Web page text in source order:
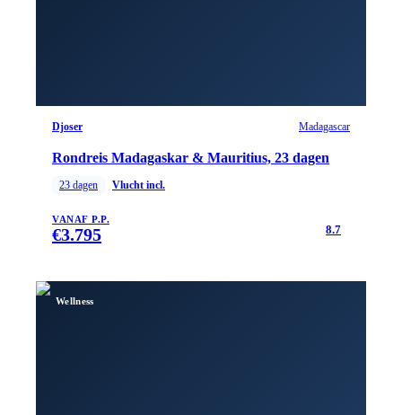
Djoser Madagascar
Rondreis Madagaskar & Mauritius, 23 dagen
23 dagen Vlucht incl.
VANAF P.P.
€3.795 8.7
Wellness